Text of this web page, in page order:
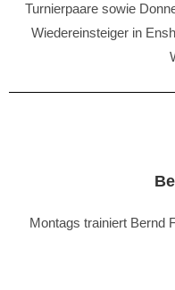
Turnierpaare sowie
Wiedereinsteiger in
Montags trainiert Bernd